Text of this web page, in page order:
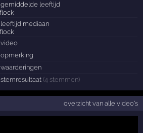
gemiddelde leeftijd
leeftijd mediaan
video
opmerking
waarderingen
stemresultaat (4 stemmen)
overzicht van alle video's